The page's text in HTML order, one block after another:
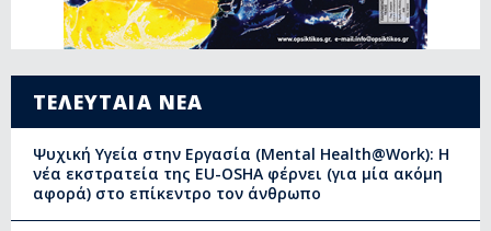
ΤΕΛΕΥΤΑΙΑ ΝΕΑ
Ψυχική Υγεία στην Εργασία (Mental Health@Work): Η
νέα εκστρατεία της EU-OSHA φέρνει (για μία ακόμη
αφορά) στο επίκεντρο τον άνθρωπο